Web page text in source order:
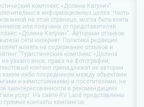
комплекс «Долина Катуни»"
в информационных целях. Часть
на этой странице, могла быть взята
или получена от представителей
«Долина Катуни»". Авторами отзывов
сети интернет. Политика редакции
влиять на содержание отзывов и
"Туристический комплекс «Долина
не уазано иное, права на фотографии,
контент принадлежат их авторам.
каким-либо посредником между объектами
и кемпстоянками) и посетителями, не
заинтересованности в рекомендациях
услуг. На сайте RV Land представлены
прямые контакты кемпингов.